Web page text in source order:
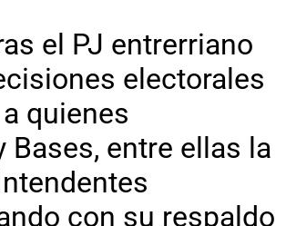
el PJ entrerriano
electorales
quienes
entre ellas la
con su respaldo